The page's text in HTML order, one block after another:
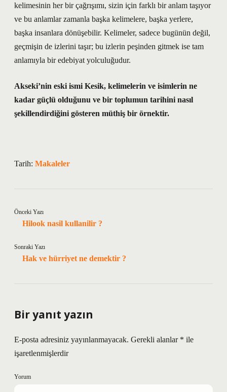
kelimesinin her bir çağrışımı, sizin için farklı bir anlam taşıyor
ve bu anlamlar zamanla başka kelimelere, başka yerlere,
başka insanlara dönüşebilir. Kelimeler, sadece bugünün değil,
geçmişin de izlerini taşır; bu izlerin peşinden gitmek ise tam
anlamıyla bir edebiyat yolculuğudur.
Akseki’nin eski ismi Kesik, kelimelerin ve isimlerin ne
kadar güçlü olduğunu ve bir toplumun tarihini nasıl
şekillendirdiğini gösteren müthiş bir örnektir.
Tarih: Makaleler
Önceki Yazı
Hilook nasil kullanilir ?
Sonraki Yazı
Hak ve hürriyet ne demektir ?
Bir yanıt yazın
E-posta adresiniz yayınlanmayacak. Gerekli alanlar * ile
işaretlenmişlerdir
Yorum